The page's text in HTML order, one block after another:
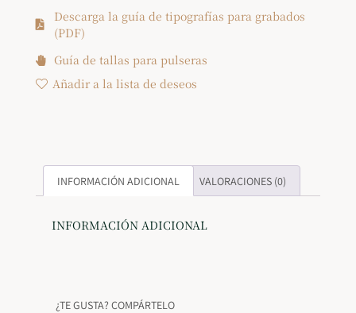
Descarga la guía de tipografías para grabados
(PDF)
Guía de tallas para pulseras
Añadir a la lista de deseos
INFORMACIÓN ADICIONAL VALORACIONES (0)
INFORMACIÓN ADICIONAL
¿TE GUSTA? COMPÁRTELO